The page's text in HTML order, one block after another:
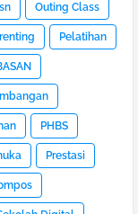
Outing Class
Pelatihan
PHBS
Prestasi